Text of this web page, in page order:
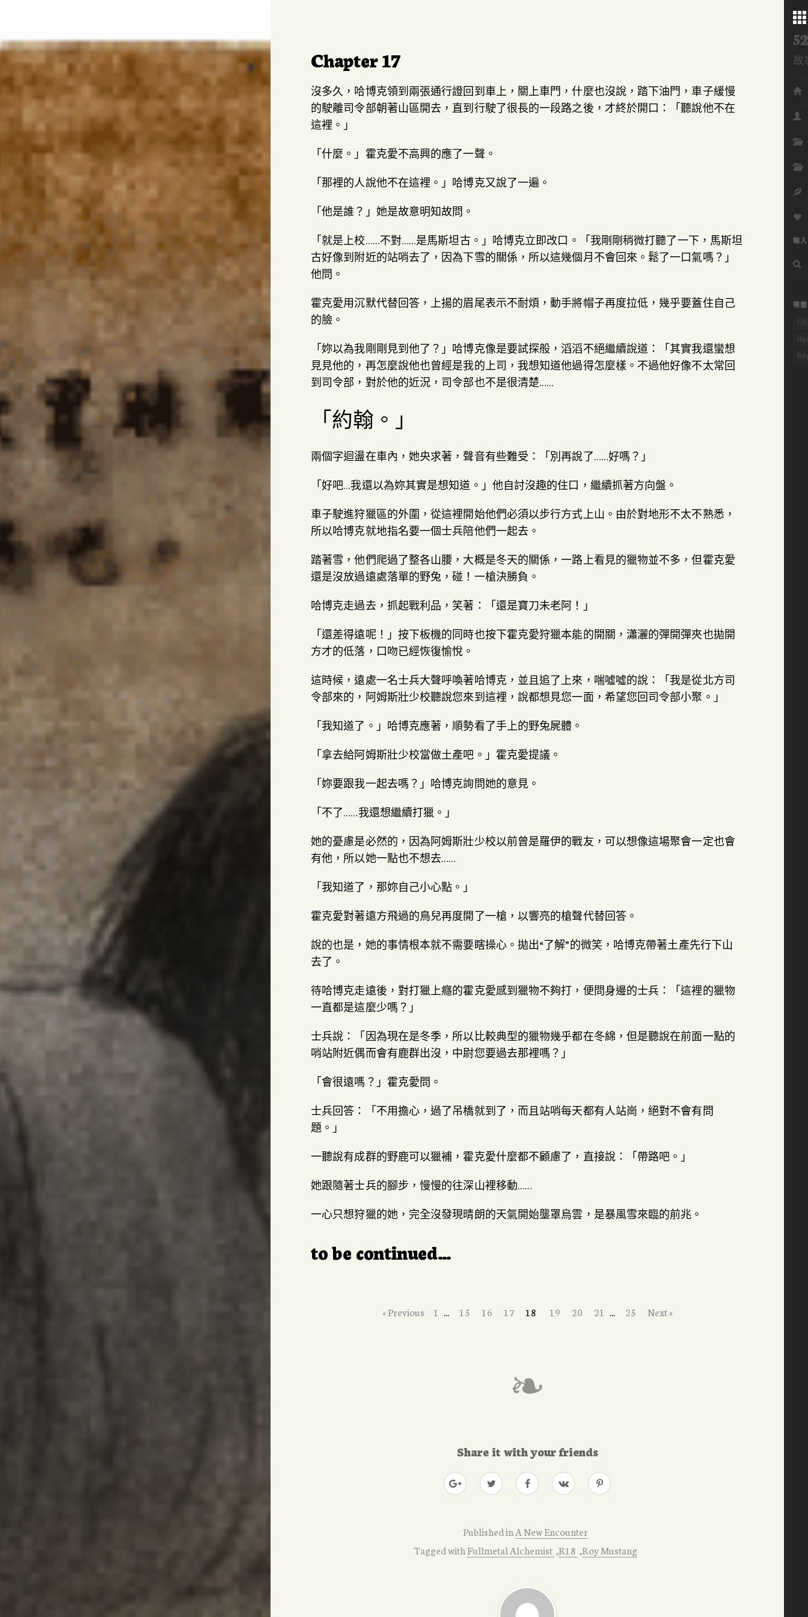
故
輸
尋
字:
標籤
Chapter 17
沒多久，哈博克領到兩張通行證回到車上，關上車門，什麼也沒說，踏下油門，車子緩慢
的駛離司令部朝著山區開去，直到行駛了很長的一段路之後，才終於開口：「聽說他不在
這裡。」
「什麼。」霍克愛不高興的應了一聲。
「那裡的人說他不在這裡。」哈博克又說了一遍。
「他是誰？」她是故意明知故問。
「就是上校……不對……是馬斯坦古。」哈博克立即改口。「我剛剛稍微打聽了一下，馬斯坦
古好像到附近的站哨去了，因為下雪的關係，所以這幾個月不會回來。鬆了一口氣嗎？」
他問。
霍克愛用沉默代替回答，上揚的眉尾表示不耐煩，動手將帽子再度拉低，幾乎要蓋住自己
的臉。
「妳以為我剛剛見到他了？」哈博克像是要試探般，滔滔不絕繼續說道：「其實我還蠻想
見見他的，再怎麼說他也曾經是我的上司，我想知道他過得怎麼樣。不過他好像不太常回
到司令部，對於他的近況，司令部也不是很清楚……
「約翰。」
兩個字迴盪在車內，她央求著，聲音有些難受：「別再說了……好嗎？」
「好吧…我還以為妳其實是想知道。」他自討沒趣的住口，繼續抓著方向盤。
車子駛進狩獵區的外圍，從這裡開始他們必須以步行方式上山。由於對地形不太不熟悉，
所以哈博克就地指名要一個士兵陪他們一起去。
踏著雪，他們爬過了整各山腰，大概是冬天的關係，一路上看見的獵物並不多，但霍克愛
還是沒放過遠處落單的野兔，碰！一槍決勝負。
哈博克走過去，抓起戰利品，笑著：「還是寶刀未老阿！」
「還差得遠呢！」按下板機的同時也按下霍克愛狩獵本能的開關，瀟灑的彈開彈夾也拋開
方才的低落，口吻已經恢復愉悅。
這時候，遠處一名士兵大聲呼喚著哈博克，並且追了上來，喘噓噓的說：「我是從北方司
令部來的，阿姆斯壯少校聽說您來到這裡，說都想見您一面，希望您回司令部小聚。」
「我知道了。」哈博克應著，順勢看了手上的野兔屍體。
「拿去給阿姆斯壯少校當做土產吧。」霍克愛提議。
「妳要跟我一起去嗎？」哈博克詢問她的意見。
「不了……我還想繼續打獵。」
她的憂慮是必然的，因為阿姆斯壯少校以前曾是羅伊的戰友，可以想像這場聚會一定也會
有他，所以她一點也不想去……
「我知道了，那妳自己小心點。」
霍克愛對著遠方飛過的鳥兒再度開了一槍，以響亮的槍聲代替回答。
說的也是，她的事情根本就不需要瞎操心。拋出“了解”的微笑，哈博克帶著土產先行下山
去了。
待哈博克走遠後，對打獵上癮的霍克愛感到獵物不夠打，便問身邊的士兵：「這裡的獵物
一直都是這麼少嗎？」
士兵說：「因為現在是冬季，所以比較典型的獵物幾乎都在冬綿，但是聽說在前面一點的
哨站附近偶而會有鹿群出沒，中尉您要過去那裡嗎？」
「會很遠嗎？」霍克愛問。
士兵回答：「不用擔心，過了吊橋就到了，而且站哨每天都有人站崗，絕對不會有問
題。」
一聽說有成群的野鹿可以獵補，霍克愛什麼都不顧慮了，直接說：「帶路吧。」
她跟隨著士兵的腳步，慢慢的往深山裡移動……
一心只想狩獵的她，完全沒發現晴朗的天氣開始壟罩烏雲，是暴風雪來臨的前兆。
to be continued…
« Previous 1 ... 15 16 17 18 19 20 21 ... 25 Next »
Share it with your friends
Published in A New Encounter
Tagged withFullmetal Alchemist R18 Roy Mustang